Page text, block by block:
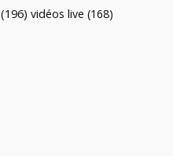
(196) vidéos live (168)